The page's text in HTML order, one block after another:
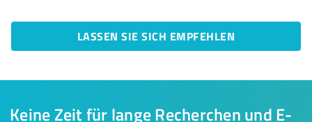
LASSEN SIE SICH EMPFEHLEN
Keine Zeit für lange Recherchen und E-